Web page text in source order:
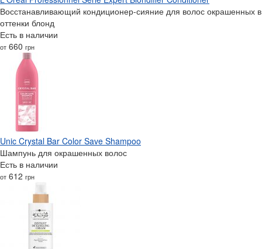
Восстанавливающий кондиционер-сияние для волос окрашенных в
оттенки блонд
Есть в наличии
от 660 грн
Unic Crystal Bar Color Save Shampoo
Шампунь для окрашенных волос
Есть в наличии
от 612 грн